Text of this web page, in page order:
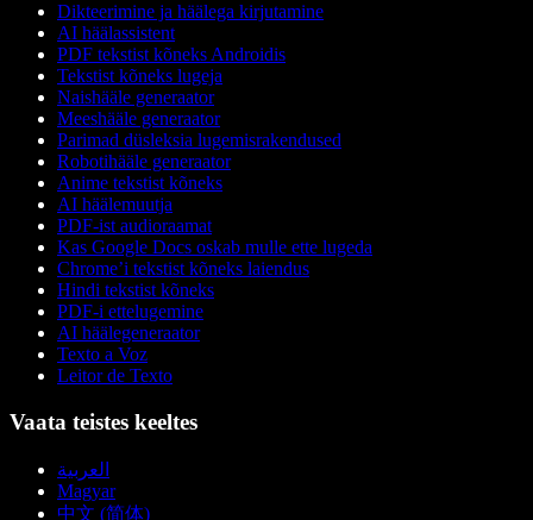
Dikteerimine ja häälega kirjutamine
AI häälassistent
PDF tekstist kõneks Androidis
Tekstist kõneks lugeja
Naishääle generaator
Meeshääle generaator
Parimad düsleksia lugemisrakendused
Robotihääle generaator
Anime tekstist kõneks
AI häälemuutja
PDF-ist audioraamat
Kas Google Docs oskab mulle ette lugeda
Chrome’i tekstist kõneks laiendus
Hindi tekstist kõneks
PDF-i ettelugemine
AI häälegeneraator
Texto a Voz
Leitor de Texto
Vaata teistes keeltes
العربية
Magyar
中文 (简体)